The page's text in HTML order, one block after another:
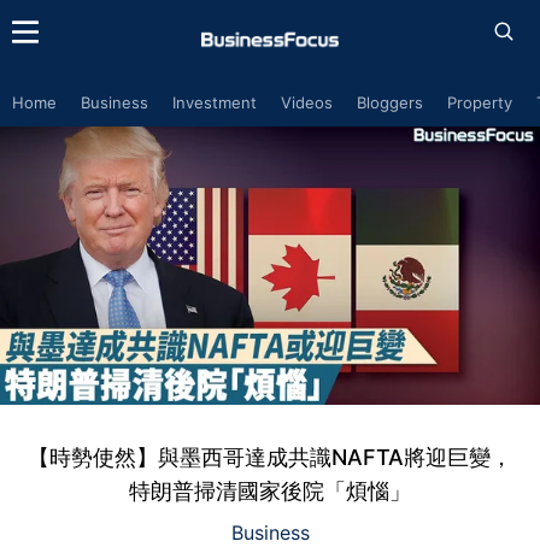
Home Business Investment Videos Bloggers Property
【時勢使然】與墨西哥達成共識NAFTA將迎巨變，
特朗普掃清國家後院「煩惱」
Business